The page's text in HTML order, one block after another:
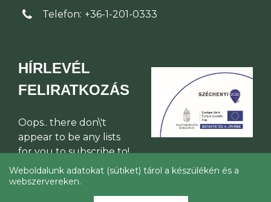
Telefon: +36-1-201-0333
HÍRLEVÉL
FELIRATKOZÁS
Oops.. there don\'t
appear to be any lists
for you to subscribe to!
© Építési Vállalkozók Országos
Weboldalunk adatokat (sütiket) tárol a készülékén és a
webszervereken.